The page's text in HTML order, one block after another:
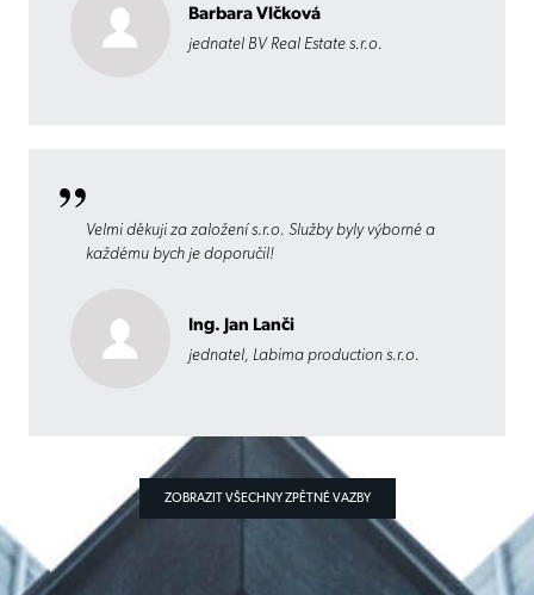
Barbara Vlčková
jednatel BV Real Estate s.r.o.
Velmi děkuji za založení s.r.o. Služby byly výborné a
každému bych je doporučil!
Ing. Jan Lanči
jednatel, Labima production s.r.o.
ZOBRAZIT VŠECHNY ZPĚTNÉ VAZBY